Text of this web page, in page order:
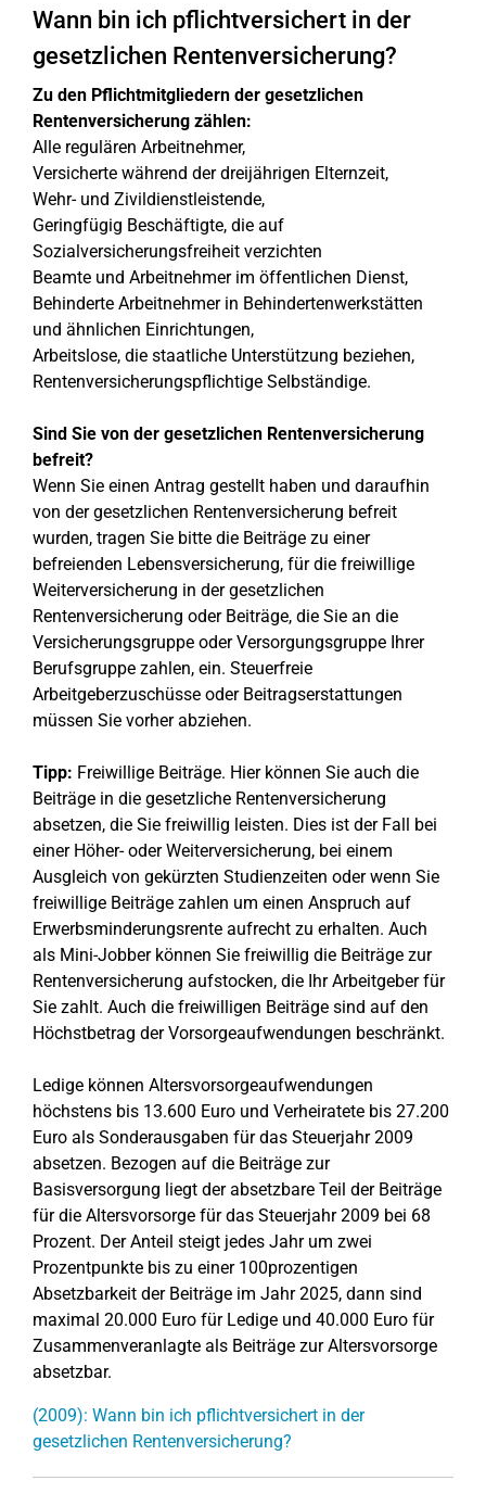
Wann bin ich pflichtversichert in der
gesetzlichen Rentenversicherung?
Zu den Pflichtmitgliedern der gesetzlichen
Rentenversicherung zählen:
Alle regulären Arbeitnehmer,
Versicherte während der dreijährigen Elternzeit,
Wehr- und Zivildienstleistende,
Geringfügig Beschäftigte, die auf
Sozialversicherungsfreiheit verzichten
Beamte und Arbeitnehmer im öffentlichen Dienst,
Behinderte Arbeitnehmer in Behindertenwerkstätten
und ähnlichen Einrichtungen,
Arbeitslose, die staatliche Unterstützung beziehen,
Rentenversicherungspflichtige Selbständige.
Sind Sie von der gesetzlichen Rentenversicherung
befreit?
Wenn Sie einen Antrag gestellt haben und daraufhin
von der gesetzlichen Rentenversicherung befreit
wurden, tragen Sie bitte die Beiträge zu einer
befreienden Lebensversicherung, für die freiwillige
Weiterversicherung in der gesetzlichen
Rentenversicherung oder Beiträge, die Sie an die
Versicherungsgruppe oder Versorgungsgruppe Ihrer
Berufsgruppe zahlen, ein. Steuerfreie
Arbeitgeberzuschüsse oder Beitragserstattungen
müssen Sie vorher abziehen.
Tipp: Freiwillige Beiträge. Hier können Sie auch die
Beiträge in die gesetzliche Rentenversicherung
absetzen, die Sie freiwillig leisten. Dies ist der Fall bei
einer Höher- oder Weiterversicherung, bei einem
Ausgleich von gekürzten Studienzeiten oder wenn Sie
freiwillige Beiträge zahlen um einen Anspruch auf
Erwerbsminderungsrente aufrecht zu erhalten. Auch
als Mini-Jobber können Sie freiwillig die Beiträge zur
Rentenversicherung aufstocken, die Ihr Arbeitgeber für
Sie zahlt. Auch die freiwilligen Beiträge sind auf den
Höchstbetrag der Vorsorgeaufwendungen beschränkt.
Ledige können Altersvorsorgeaufwendungen
höchstens bis 13.600 Euro und Verheiratete bis 27.200
Euro als Sonderausgaben für das Steuerjahr 2009
absetzen. Bezogen auf die Beiträge zur
Basisversorgung liegt der absetzbare Teil der Beiträge
für die Altersvorsorge für das Steuerjahr 2009 bei 68
Prozent. Der Anteil steigt jedes Jahr um zwei
Prozentpunkte bis zu einer 100prozentigen
Absetzbarkeit der Beiträge im Jahr 2025, dann sind
maximal 20.000 Euro für Ledige und 40.000 Euro für
Zusammenveranlagte als Beiträge zur Altersvorsorge
absetzbar.
(2009): Wann bin ich pflichtversichert in der
gesetzlichen Rentenversicherung?